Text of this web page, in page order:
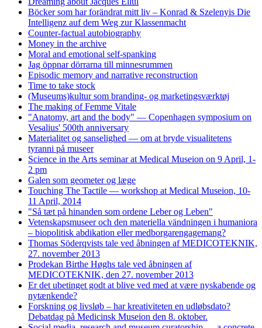
Böcker som har forändrat mitt liv – Konrad & Szelenyis Die
Intelligenz auf dem Weg zur Klassenmacht
Counter-factual autobiography
Money in the archive
Moral and emotional self-spanking
Jag öppnar dörrarna till minnesrummen
Episodic memory and narrative reconstruction
Time to take stock
(Museums)kultur som branding- og marketingsværktøj
The making of Femme Vitale
"Anatomy, art and the body" — Copenhagen symposium on
Vesalius' 500th anniversary
Materialitet og sanselighed — om at bryde visualitetens
tyranni på museer
Science in the Arts seminar at Medical Museion on 9 April, 1-
2 pm
Galen som geometer og læge
Touching The Tactile — workshop at Medical Museion, 10-
11 April, 2014
"Så tæt på hinanden som ordene Leber og Leben"
Vetenskapsmuseer och den materiella vändningen i humaniora
– biopolitisk abdikation eller medborgarengagemang?
Thomas Söderqvists tale ved åbningen af MEDICOTEKNIK,
27. november 2013
Prodekan Birthe Høghs tale ved åbningen af
MEDICOTEKNIK, den 27. november 2013
Er det ubetinget godt at blive ved med at være nyskabende og
nytænkende?
Forskning og livsløb – har kreativiteten en udløbsdato?
Debatdag på Medicinsk Museion den 8. oktober.